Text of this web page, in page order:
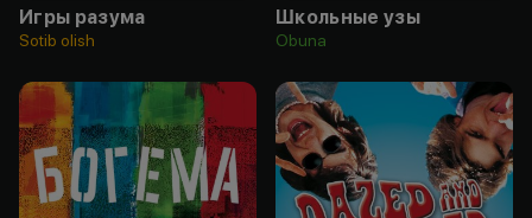
Игры разума
Sotib olish
Школьные узы
Obuna